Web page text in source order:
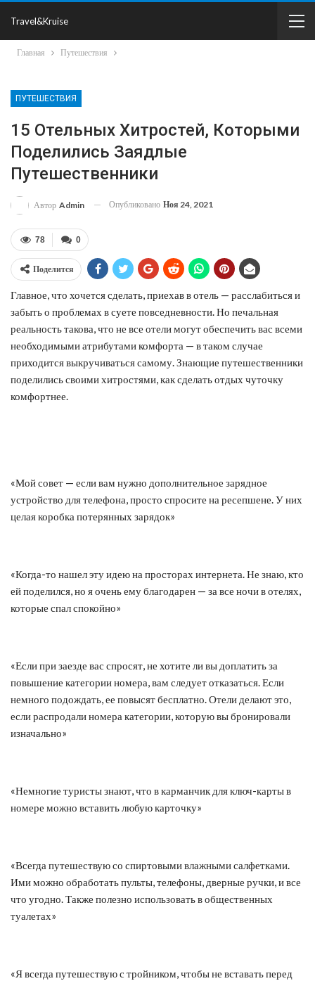
Travel&Kruise
Главная Путешествия
ПУТЕШЕСТВИЯ
15 Отельных Хитростей, Которыми
Поделились Заядлые
Путешественники
Автор Admin Опубликовано Ноя 24, 2021
0
78
Поделится
Главное, что хочется сделать, приехав в отель — расслабиться и
забыть о проблемах в суете повседневности. Но печальная
реальность такова, что не все отели могут обеспечить вас всеми
необходимыми атрибутами комфорта — в таком случае
приходится выкручиваться самому. Знающие путешественники
поделились своими хитростями, как сделать отдых чуточку
комфортнее.
«Мой совет — если вам нужно дополнительное зарядное
устройство для телефона, просто спросите на ресепшене. У них
целая коробка потерянных зарядок»
«Когда-то нашел эту идею на просторах интернета. Не знаю, кто
ей поделился, но я очень ему благодарен — за все ночи в отелях,
которые спал спокойно»
«Если при заезде вас спросят, не хотите ли вы доплатить за
повышение категории номера, вам следует отказаться. Если
немного подождать, ее повысят бесплатно. Отели делают это,
если распродали номера категории, которую вы бронировали
изначально»
«Немногие туристы знают, что в карманчик для ключ-карты в
номере можно вставить любую карточку»
«Всегда путешествую со спиртовыми влажными салфетками.
Ими можно обработать пульты, телефоны, дверные ручки, и все
что угодно. Также полезно использовать в общественных
туалетах»
«Я всегда путешествую с тройником, чтобы не вставать перед